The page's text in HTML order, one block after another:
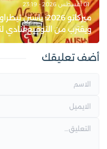
01 أغسطس 2026 - 23:19
ميركاتو 2026:
ويقترب من التوقيع لنادي
أضف تعليقك